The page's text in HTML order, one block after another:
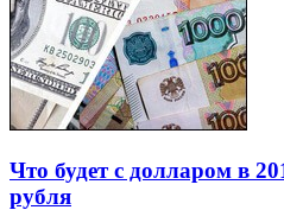
Что будет с долларом в
рубля